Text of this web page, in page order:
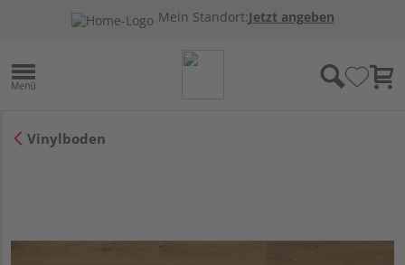
Mein Standort:Jetzt angeben
Vinylboden